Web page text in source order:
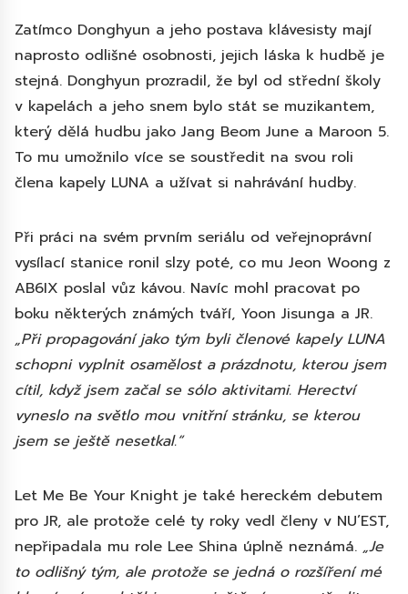
Zatímco Donghyun a jeho postava klávesisty mají
naprosto odlišné osobnosti, jejich láska k hudbě je
stejná. Donghyun prozradil, že byl od střední školy
v kapelách a jeho snem bylo stát se muzikantem,
který dělá hudbu jako Jang Beom June a Maroon 5.
To mu umožnilo více se soustředit na svou roli
člena kapely LUNA a užívat si nahrávání hudby.
Při práci na svém prvním seriálu od veřejnoprávní
vysílací stanice ronil slzy poté, co mu Jeon Woong z
AB6IX poslal vůz kávou. Navíc mohl pracovat po
boku některých známých tváří, Yoon Jisunga a JR.
„Při propagování jako tým byli členové kapely LUNA
schopni vyplnit osamělost a prázdnotu, kterou jsem
cítil, když jsem začal se sólo aktivitami. Herectví
vyneslo na světlo mou vnitřní stránku, se kterou
jsem se ještě nesetkal.“
Let Me Be Your Knight je také hereckém debutem
pro JR, ale protože celé ty roky vedl členy v NU’EST,
nepřipadala mu role Lee Shina úplně neznámá. „Je
to odlišný tým, ale protože se jedná o rozšíření mé